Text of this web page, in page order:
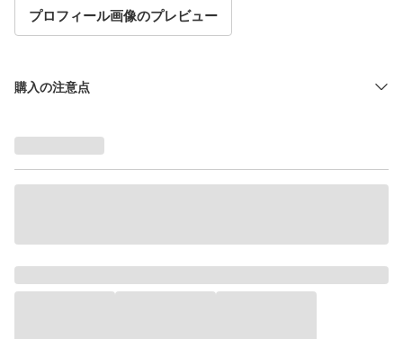
プロフィール画像のプレビュー
購入の注意点